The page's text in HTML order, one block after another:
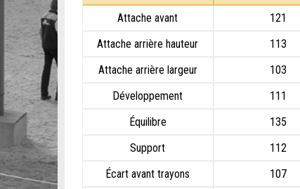
Attache avant
121
Attache arrière hauteur
113
Attache arrière largeur
103
Développement
111
Équilibre
135
Support
112
Écart avant trayons
107